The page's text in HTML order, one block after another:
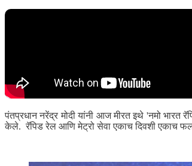
पंतप्रधान नरेंद्र मोदी यांनी आज मीरत इथे 'नमो भारत
केले. रॅपिड रेल आणि मेट्रो सेवा एकाच दिवशी एकाच